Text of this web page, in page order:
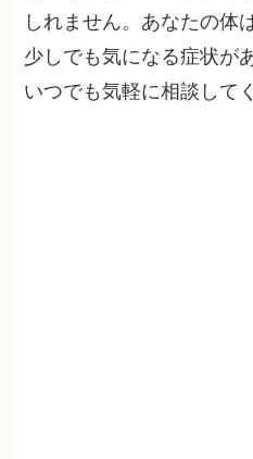
しれません。あなたの体
少しでも気になる症状が
いつでも気軽に相談して